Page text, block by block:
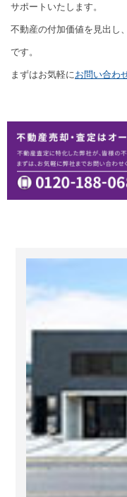
サポートいたします。
不動産の付加価値を見出し
です。
まずはお気軽に お問い合わ